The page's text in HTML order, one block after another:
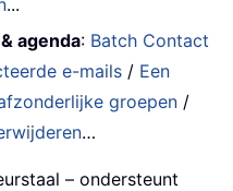
agenda: Batch Contact
e-mails / Een
groepen /
…
– ondersteunt